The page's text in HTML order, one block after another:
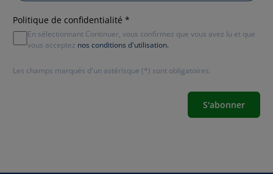
Politique de confidentialité *
En sélectionnant Continuer, vous confirmez que vous avez lu et que
vous acceptez nos conditions d'utilisation.
Les champs marqués d'un astérisque (*) sont obligatoires.
S'abonner